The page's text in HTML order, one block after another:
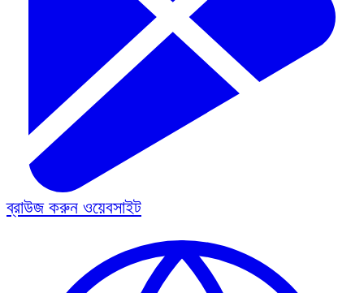
ব্রাউজ করুন ওয়েবসাইট